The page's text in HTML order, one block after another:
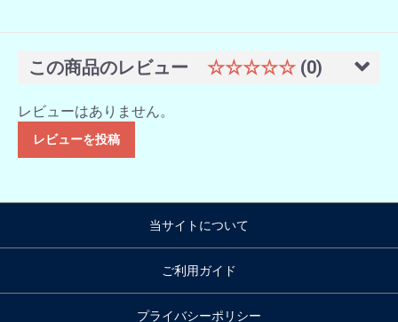
この商品のレビュー ☆☆☆☆☆ (0)
レビューはありません。
レビューを投稿
当サイトについて
ご利用ガイド
プライバシーポリシー